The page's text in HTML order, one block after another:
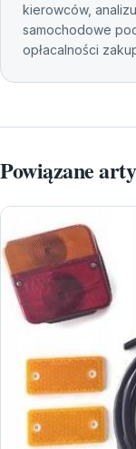
kierowców,
samochodowe
opłacalności
Powiązane